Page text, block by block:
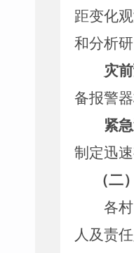
距变化
和分析
灾
备报警
紧
制定迅
（
各
人及责